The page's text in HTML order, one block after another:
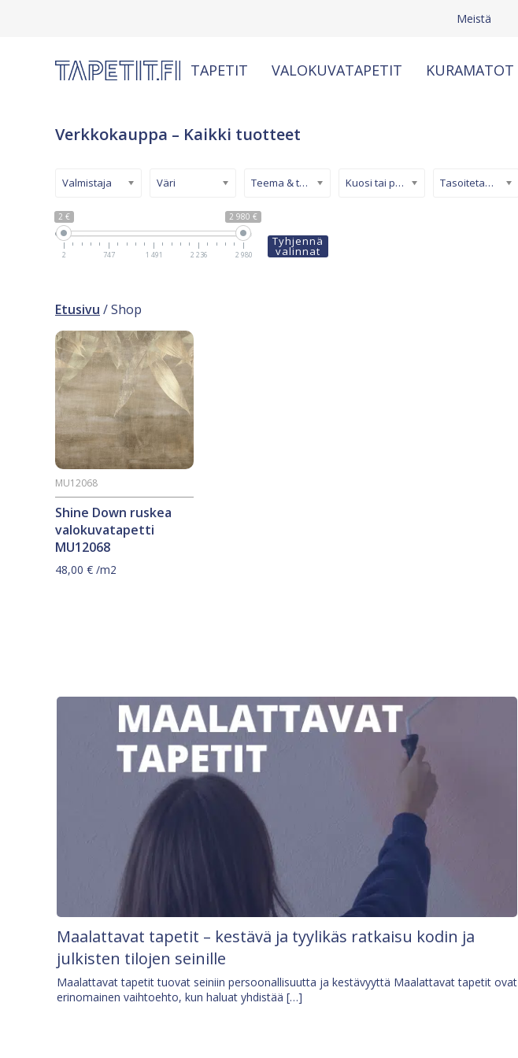
Meistä
TAPETIT VALOKUVATAPETIT KURAMATOT
Verkkokauppa – Kaikki tuotteet
2 € 2 980 €
2 747 1 491 2 236 2 980
Valmistaja Väri Teema & tyyli Kuosi tai pinta Tasoitetapetti
Tyhjennä
valinnat
Etusivu / Shop
Shine Down ruskea
valokuvatapetti
MU12068
MU12068
48,00 € /m2
Maalattavat tapetit – kestävä ja tyylikäs ratkaisu kodin ja
julkisten tilojen seinille
Maalattavat tapetit tuovat seiniin persoonallisuutta ja kestävyyttä Maalattavat tapetit ovat
erinomainen vaihtoehto, kun haluat yhdistää […]